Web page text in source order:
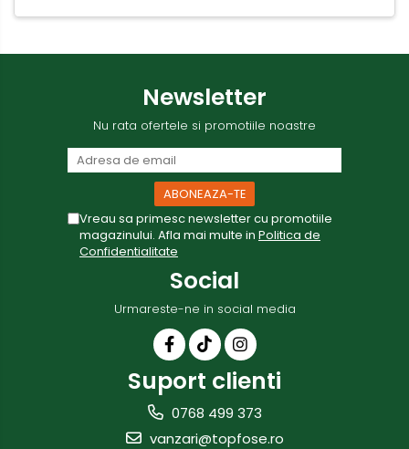
Newsletter
Nu rata ofertele si promotiile noastre
Vreau sa primesc newsletter cu promotiile
magazinului. Afla mai multe in Politica de
Confidentialitate
Social
Urmareste-ne in social media
Suport clienti
0768 499 373
vanzari@topfose.ro